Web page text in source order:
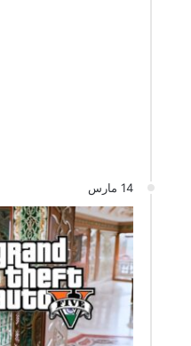
14 مارس